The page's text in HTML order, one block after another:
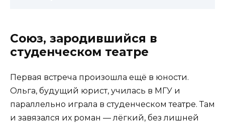
Союз, зародившийся в
студенческом театре
Первая встреча произошла ещё в юности.
Ольга, будущий юрист, училась в МГУ и
параллельно играла в студенческом театре. Там
и завязался их роман — лёгкий, без лишней